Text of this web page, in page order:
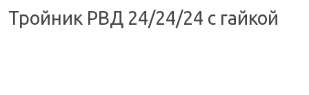
Тройник РВД 24/24/24 с гайкой